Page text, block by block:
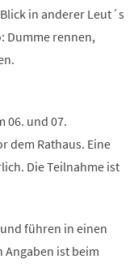
in anderer Leut´s
Dumme rennen,
06. und 07.
dem Rathaus. Eine
Die Teilnahme ist
führen in einen
Angaben ist beim